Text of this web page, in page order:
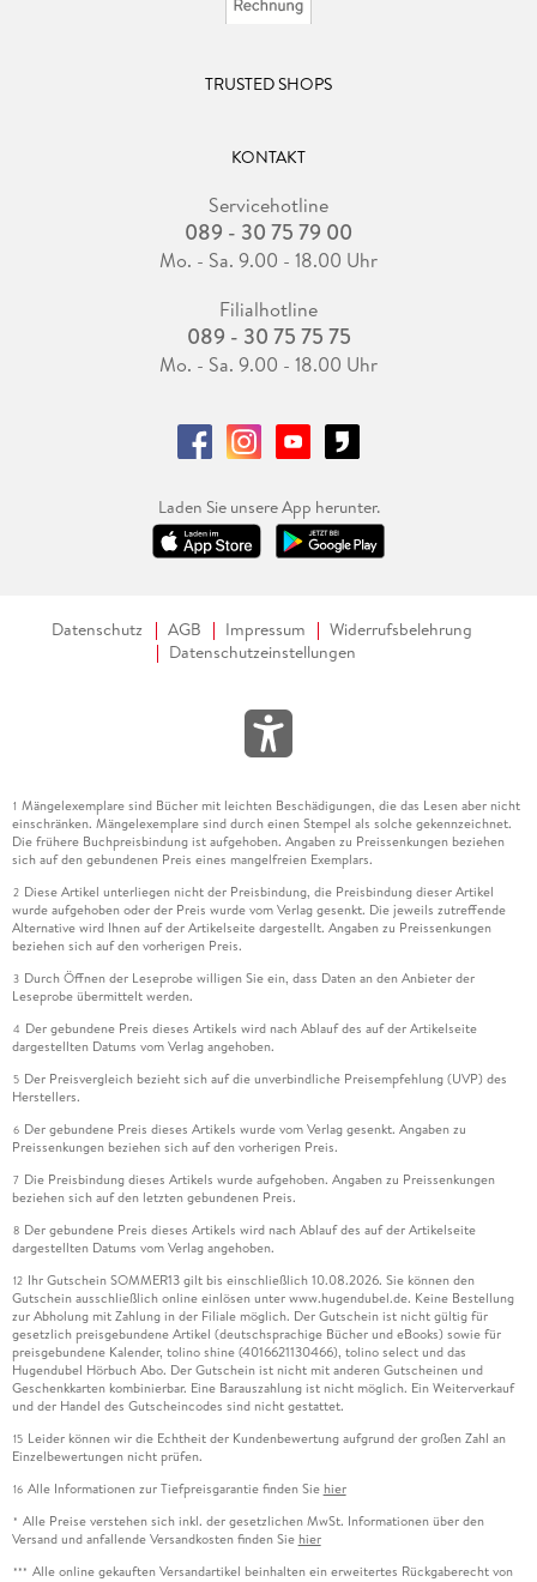
TRUSTED SHOPS
KONTAKT
Servicehotline
089 - 30 75 79 00
Mo. - Sa. 9.00 - 18.00 Uhr
Filialhotline
089 - 30 75 75 75
Mo. - Sa. 9.00 - 18.00 Uhr
Laden Sie unsere App herunter.
Datenschutz AGB Impressum
Widerrufsbelehrung
Datenschutzeinstellungen
1 Mängelexemplare sind Bücher mit leichten Beschädigungen, die das Lesen aber nicht
einschränken. Mängelexemplare sind durch einen Stempel als solche gekennzeichnet.
Die frühere Buchpreisbindung ist aufgehoben. Angaben zu Preissenkungen beziehen
sich auf den gebundenen Preis eines mangelfreien Exemplars.
2 Diese Artikel unterliegen nicht der Preisbindung, die Preisbindung dieser Artikel
wurde aufgehoben oder der Preis wurde vom Verlag gesenkt. Die jeweils zutreffende
Alternative wird Ihnen auf der Artikelseite dargestellt. Angaben zu Preissenkungen
beziehen sich auf den vorherigen Preis.
3 Durch Öffnen der Leseprobe willigen Sie ein, dass Daten an den Anbieter der
Leseprobe übermittelt werden.
4 Der gebundene Preis dieses Artikels wird nach Ablauf des auf der Artikelseite
dargestellten Datums vom Verlag angehoben.
5 Der Preisvergleich bezieht sich auf die unverbindliche Preisempfehlung (UVP) des
Herstellers.
6 Der gebundene Preis dieses Artikels wurde vom Verlag gesenkt. Angaben zu
Preissenkungen beziehen sich auf den vorherigen Preis.
7 Die Preisbindung dieses Artikels wurde aufgehoben. Angaben zu Preissenkungen
beziehen sich auf den letzten gebundenen Preis.
8 Der gebundene Preis dieses Artikels wird nach Ablauf des auf der Artikelseite
dargestellten Datums vom Verlag angehoben.
12 Ihr Gutschein SOMMER13 gilt bis einschließlich 10.08.2026. Sie können den
Gutschein ausschließlich online einlösen unter www.hugendubel.de. Keine Bestellung
zur Abholung mit Zahlung in der Filiale möglich. Der Gutschein ist nicht gültig für
gesetzlich preisgebundene Artikel (deutschsprachige Bücher und eBooks) sowie für
preisgebundene Kalender, tolino shine (4016621130466), tolino select und das
Hugendubel Hörbuch Abo. Der Gutschein ist nicht mit anderen Gutscheinen und
Geschenkkarten kombinierbar. Eine Barauszahlung ist nicht möglich. Ein Weiterverkauf
und der Handel des Gutscheincodes sind nicht gestattet.
15 Leider können wir die Echtheit der Kundenbewertung aufgrund der großen Zahl an
Einzelbewertungen nicht prüfen.
16 Alle Informationen zur Tiefpreisgarantie finden Sie hier
* Alle Preise verstehen sich inkl. der gesetzlichen MwSt. Informationen über den
Versand und anfallende Versandkosten finden Sie hier
*** Alle online gekauften Versandartikel beinhalten ein erweitertes Rückgaberecht von